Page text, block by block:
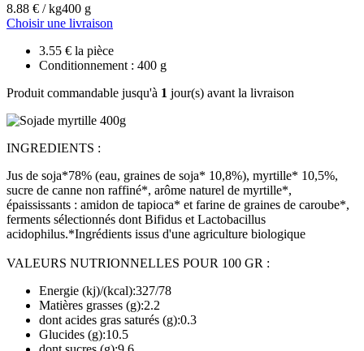
8.88 € / kg400 g
Choisir une livraison
3.55 € la pièce
Conditionnement : 400 g
Produit commandable jusqu'à 1 jour(s) avant la livraison
INGREDIENTS :
Jus de soja*78% (eau, graines de soja* 10,8%), myrtille* 10,5%,
sucre de canne non raffiné*, arôme naturel de myrtille*,
épaississants : amidon de tapioca* et farine de graines de caroube*,
ferments sélectionnés dont Bifidus et Lactobacillus
acidophilus.*Ingrédients issus d'une agriculture biologique
VALEURS NUTRIONNELLES POUR 100 GR :
Energie (kj)/(kcal):327/78
Matières grasses (g):2.2
dont acides gras saturés (g):0.3
Glucides (g):10.5